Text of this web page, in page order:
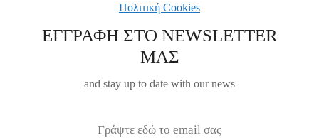
Πολιτική Cookies
ΕΓΓΡΑΦΗ ΣΤΟ NEWSLETTER
ΜΑΣ
and stay up to date with our news